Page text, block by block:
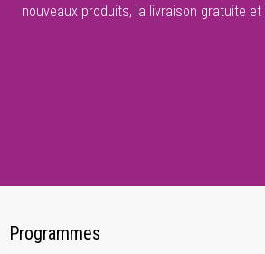
nouveaux produits, la livraison gratuite
Programmes